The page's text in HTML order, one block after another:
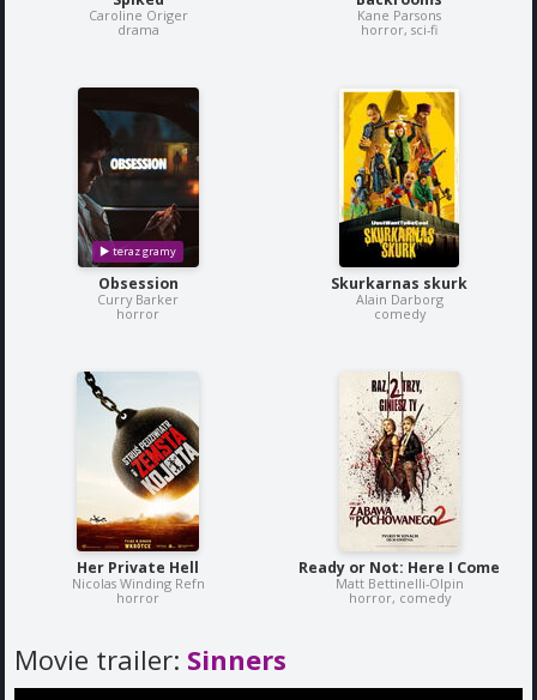
Caroline Origer
drama
Kane Parsons
horror, sci-fi
Obsession
Curry Barker
horror
Skurkarnas skurk
Alain Darborg
comedy
Her Private Hell
Nicolas Winding Refn
horror
Ready or Not: Here I Come
Matt Bettinelli-Olpin
horror, comedy
Movie trailer: Sinners